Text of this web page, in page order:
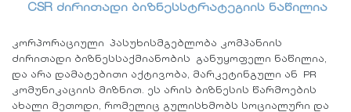
CSR ძირითადი ბიზნესსტრატეგიის ნაწილია
კორპორაციული პასუხისმგებლობა კომპანიის
ძირითადი ბიზნესსაქმიანობის განუყოფელი ნაწილია,
და არა დამატებითი აქტივობა, მარკეტინგული ან PR
კომუნიკაციის მიზნით. ეს არის ბიზნესის წარმოების
ახალი მეთოდი, რომელიც გულისხმობს სოციალური და